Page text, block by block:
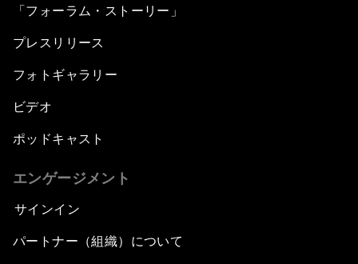
「フォーラム・ストーリー」
プレスリリース
フォトギャラリー
ビデオ
ポッドキャスト
エンゲージメント
サインイン
パートナー（組織）について